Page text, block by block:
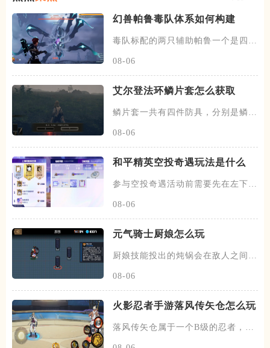
幻兽帕鲁毒队体系如何构建
毒队标配的两只辅助帕鲁一个是四星
08-06
艾尔登法环鳞片套怎么获取
鳞片套一共有四件防具，分别是鳞片
08-06
和平精英空投奇遇玩法是什么
参与空投奇遇活动前需要先在左下角
08-06
元气骑士厨娘怎么玩
厨娘技能投出的炖锅会在敌人之间反
08-06
火影忍者手游落风传矢仓怎么玩
落风传矢仓属于一个B级的忍者，带